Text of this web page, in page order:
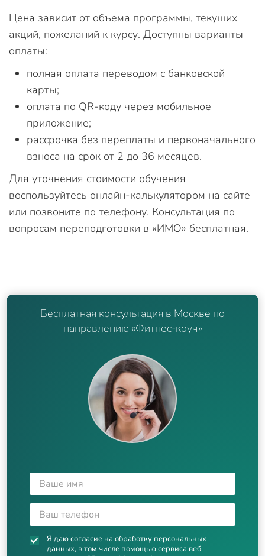
Цена зависит от объема программы, текущих
акций, пожеланий к курсу. Доступны варианты
оплаты:
полная оплата переводом с банковской
карты;
оплата по QR-коду через мобильное
приложение;
рассрочка без переплаты и первоначального
взноса на срок от 2 до 36 месяцев.
Для уточнения стоимости обучения
воспользуйтесь онлайн-калькулятором на сайте
или позвоните по телефону. Консультация по
вопросам переподготовки в «ИМО» бесплатная.
Бесплатная консультация в Москве по
направлению «Фитнес-коуч»
Я даю согласие наобработку персональных
данных, в том числе помощью сервиса веб-